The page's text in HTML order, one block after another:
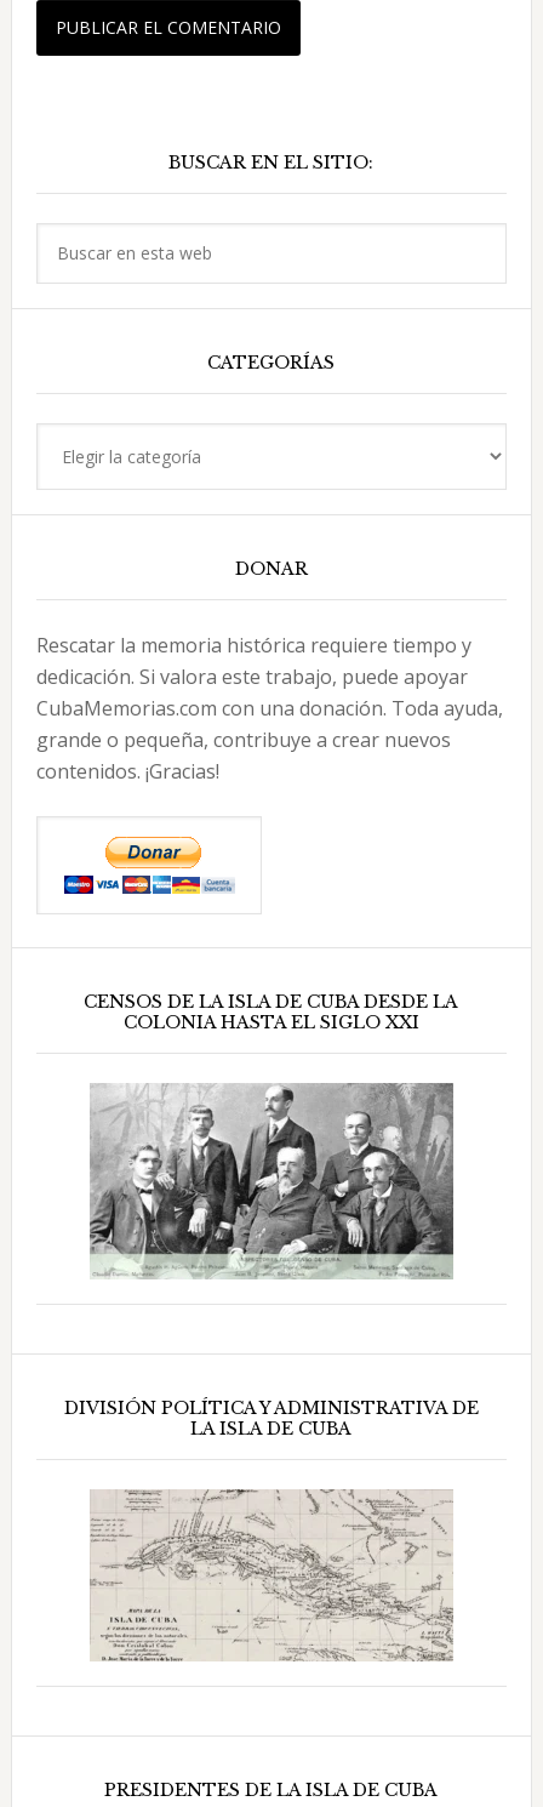
principal
BUSCAR EN EL SITIO:
CATEGORÍAS
DONAR
Rescatar la memoria histórica requiere tiempo y
dedicación. Si valora este trabajo, puede apoyar
CubaMemorias.com con una donación. Toda ayuda,
grande o pequeña, contribuye a crear nuevos
contenidos. ¡Gracias!
CENSOS DE LA ISLA DE CUBA DESDE LA
COLONIA HASTA EL SIGLO XXI
DIVISIÓN POLÍTICA Y ADMINISTRATIVA DE
LA ISLA DE CUBA
PRESIDENTES DE LA ISLA DE CUBA